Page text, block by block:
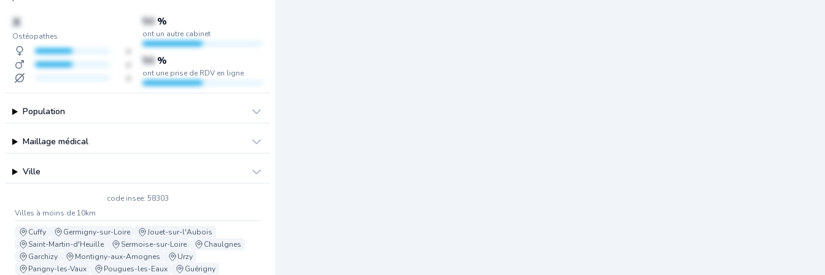
X
Ostéopathes
50 %
ont un autre cabinet
50 %
ont une prise de RDV en ligne
Population
Maillage médical
Ville
code insee: 58303
Villes à moins de 10km
Cuffy
Germigny-sur-Loire
Jouet-sur-l'Aubois
Saint-Martin-d'Heuille
Sermoise-sur-Loire
Chaulgnes
Garchizy
Montigny-aux-Amognes
Urzy
Parigny-les-Vaux
Pougues-les-Eaux Guérigny